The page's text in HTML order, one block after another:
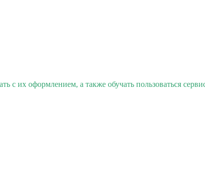
с их оформлением, а также обучать пользоваться